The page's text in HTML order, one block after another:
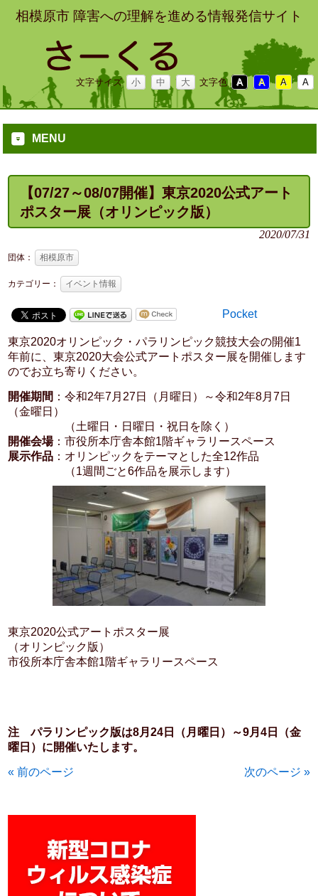
相模原市 障害への理解を進める情報発信サイト
文字サイズ 小 中 大 文字色 A A A A
MENU
【07/27～08/07開催】東京2020公式アート
ポスター展（オリンピック版）
2020/07/31
団体： 相模原市
カテゴリー： イベント情報
Pocket
東京2020オリンピック・パラリンピック競技大会の開催1
年前に、東京2020大会公式アートポスター展を開催します
のでお立ち寄りください。
開催期間 ：令和2年7月27日（月曜日）～令和2年8月7日
（金曜日）
（土曜日・日曜日・祝日を除く）
開催会場：市役所本庁舎本館1階ギャラリースペース
展示作品 ：オリンピックをテーマとした全12作品
（1週間ごと6作品を展示します）
東京2020公式アートポスター展
（オリンピック版）
市役所本庁舎本館1階ギャラリースペース
注 パラリンピック版は8月24日（月曜日）～9月4日（金
曜日）に開催いたします。
« 前のページ 次のページ »